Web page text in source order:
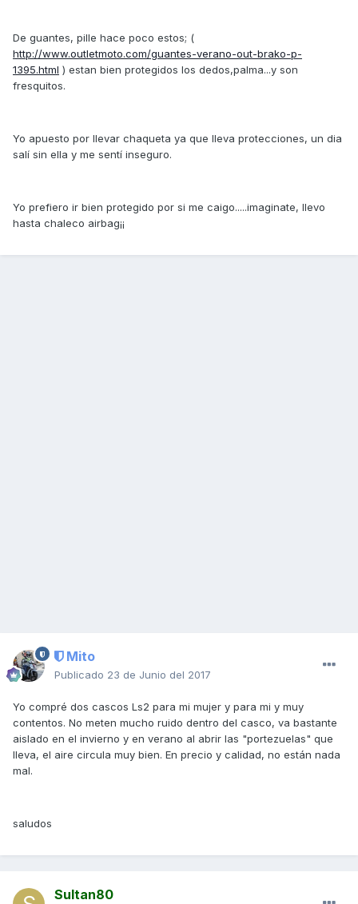
De guantes, pille hace poco estos; (
http://www.outletmoto.com/guantes-verano-out-brako-p-
1395.html ) estan bien protegidos los dedos,palma...y son
fresquitos.
Yo apuesto por llevar chaqueta ya que lleva protecciones, un dia
salí sin ella y me sentí inseguro.
Yo prefiero ir bien protegido por si me caigo.....imaginate, llevo
hasta chaleco airbag¡¡
Mito
Publicado 23 de Junio del 2017
Yo compré dos cascos Ls2 para mi mujer y para mi y muy
contentos. No meten mucho ruido dentro del casco, va bastante
aislado en el invierno y en verano al abrir las "portezuelas" que
lleva, el aire circula muy bien. En precio y calidad, no están nada
mal.
saludos
Sultan80